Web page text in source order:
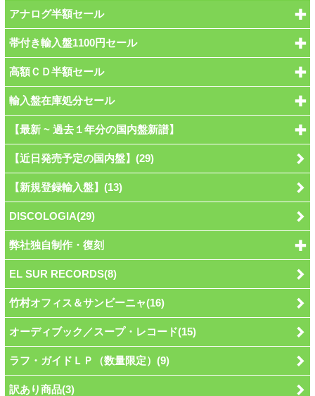
アナログ半額セール
帯付き輸入盤1100円セール
高額ＣＤ半額セール
輸入盤在庫処分セール
【最新 ~ 過去１年分の国内盤新譜】
【近日発売予定の国内盤】(29)
【新規登録輸入盤】(13)
DISCOLOGIA(29)
弊社独自制作・復刻
EL SUR RECORDS(8)
竹村オフィス＆サンビーニャ(16)
オーディブック／スープ・レコード(15)
ラフ・ガイドＬＰ（数量限定）(9)
訳あり商品(3)